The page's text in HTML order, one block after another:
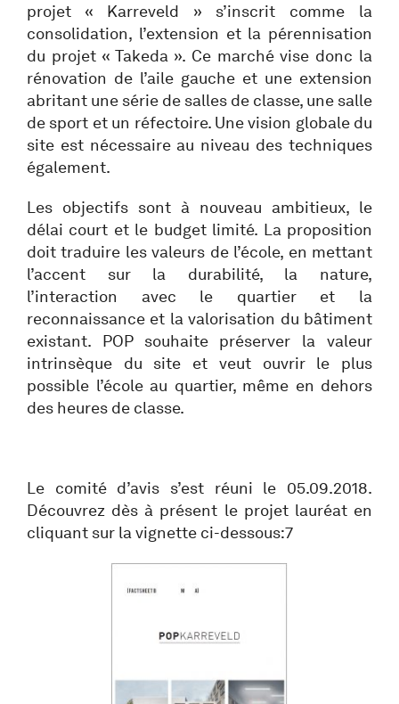
projet « Karreveld » s’inscrit comme la
consolidation, l’extension et la pérennisation
du projet « Takeda ». Ce marché vise donc la
rénovation de l’aile gauche et une extension
abritant une série de salles de classe, une salle
de sport et un réfectoire. Une vision globale du
site est nécessaire au niveau des techniques
également.
Les objectifs sont à nouveau ambitieux, le
délai court et le budget limité. La proposition
doit traduire les valeurs de l’école, en mettant
l’accent sur la durabilité, la nature,
l’interaction avec le quartier et la
reconnaissance et la valorisation du bâtiment
existant. POP souhaite préserver la valeur
intrinsèque du site et veut ouvrir le plus
possible l’école au quartier, même en dehors
des heures de classe.
Le comité d’avis s’est réuni le 05.09.2018.
Découvrez dès à présent le projet lauréat en
cliquant sur la vignette ci-dessous:7